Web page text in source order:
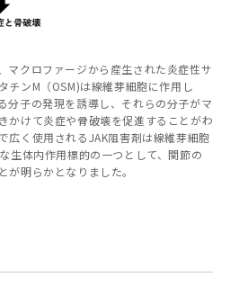
マクロファージから産生された炎症性サ
チンM（OSM)は線維芽細胞に作用し
分子の発現を誘導し、それらの分子がマ
かけて炎症や骨破壊を促進することがわ
広く使用されるJAK阻害剤は線維芽細胞
生体内作用標的の一つとして、関節の
が明らかとなりました。